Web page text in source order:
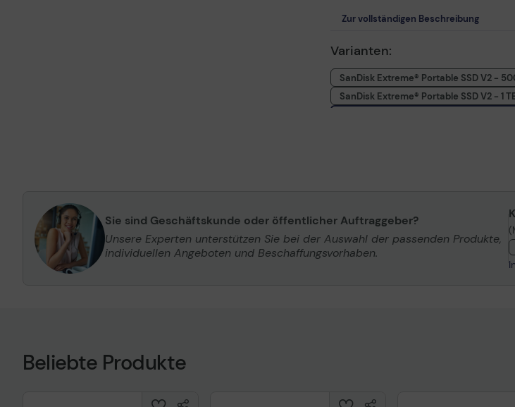
Zur vollständigen Beschreibung
Varianten:
SanDisk Extreme® Portable SSD V2 -
SanDisk Extreme® Portable SSD V2 - 1
Sie sind Geschäftskunde oder öffentlicher Auftraggeber?
Unsere Experten unterstützen Sie bei der Auswahl der passenden Produkte,
individuellen Angeboten und Beschaffungsvorhaben.
Beliebte Produkte